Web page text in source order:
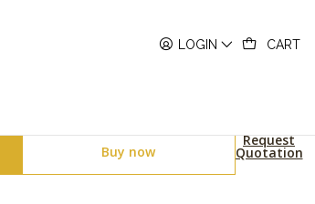
LOGIN CART
Buy now
Request
Quotation